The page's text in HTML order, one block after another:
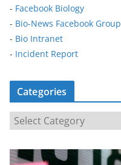
- Facebook Biology
- Bio-News Facebook Group
- Bio Intranet
- Incident Report
Categories
t